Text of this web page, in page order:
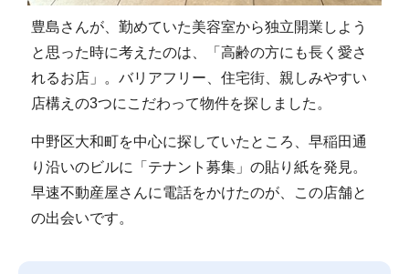
豊島さんが、勤めていた美容室から独立開業しよう
と思った時に考えたのは、「高齢の方にも長く愛さ
れるお店」。バリアフリー、住宅街、親しみやすい
店構えの3つにこだわって物件を探しました。
中野区大和町を中心に探していたところ、早稲田通
り沿いのビルに「テナント募集」の貼り紙を発見。
早速不動産屋さんに電話をかけたのが、この店舗と
の出会いです。